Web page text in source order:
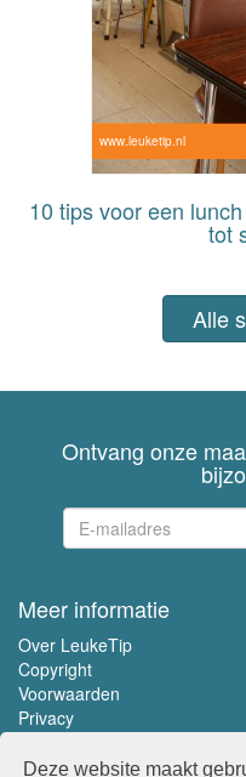
Deze website maakt
www.leuketip.nl
10 tips voor een
tot
Alle
Ontvang onze
Meer informatie
Over LeukeTip
Copyright
Voorwaarden
Privacy